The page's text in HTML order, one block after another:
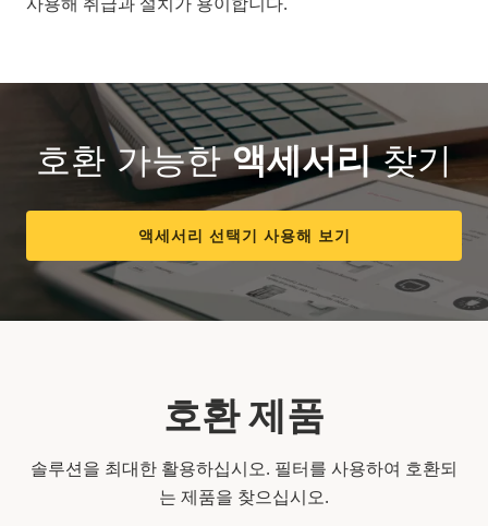
호환 가능한액세서리찾기
액세서리 선택기 사용해 보기
호환 제품
솔루션을 최대한 활용하십시오. 필터를 사용하여 호환되
는 제품을 찾으십시오.